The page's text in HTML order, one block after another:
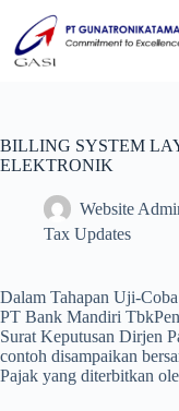
BILLING SYSTEM
ELEKTRONIK
Website
Tax Updates
Dalam Tahapan Uji-
PT Bank Mandiri
Surat Keputusan Dirjen
contoh disampaikan
Pajak yang diterbitkan